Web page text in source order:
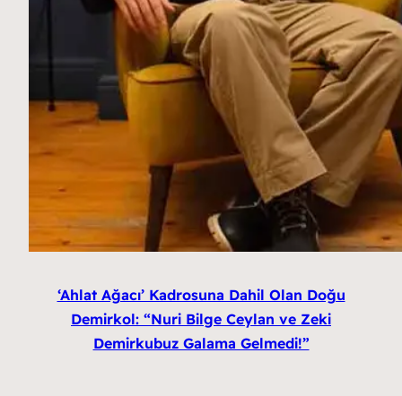
‘Ahlat Ağacı’ Kadrosuna Dahil Olan Doğu
Demirkol: “Nuri Bilge Ceylan ve Zeki
Demirkubuz Galama Gelmedi!”